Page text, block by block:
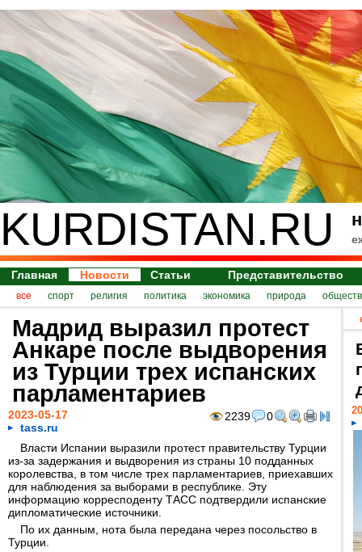
KURDISTAN.RU
Главная Новости Статьи Представительство
все спорт религия политика экономика природа
Мадрид выразил протест
Анкаре после выдворения
из Турции трех испанских
парламентариев
2239 0
2023-05-17
tass.ru
Власти Испании выразили протест правительству Турции
из-за задержания и выдворения из страны 10 подданных
королевства, в том числе трех парламентариев, приехавших
для наблюдения за выборами в республике. Эту
информацию корресподенту ТАСС подтвердили испанские
дипломатические источники.
По их данным, нота была передана через посольство в
Турции.